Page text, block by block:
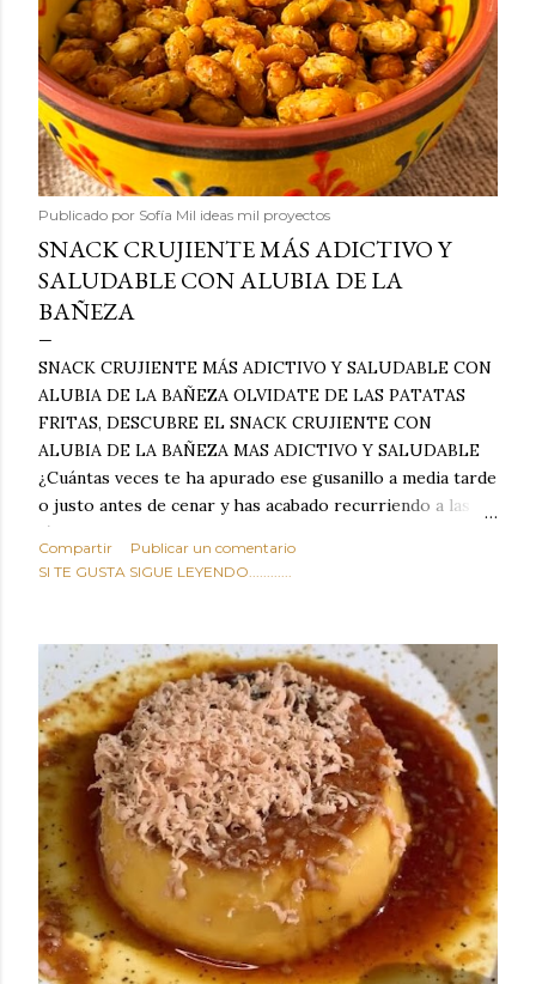
Publicado por Sofía Mil ideas mil proyectos
SNACK CRUJIENTE MÁS ADICTIVO Y
SALUDABLE CON ALUBIA DE LA
BAÑEZA
SNACK CRUJIENTE MÁS ADICTIVO Y SALUDABLE CON
ALUBIA DE LA BAÑEZA OLVIDATE DE LAS PATATAS
FRITAS, DESCUBRE EL SNACK CRUJIENTE CON
ALUBIA DE LA BAÑEZA MAS ADICTIVO Y SALUDABLE
¿Cuántas veces te ha apurado ese gusanillo a media tarde
o justo antes de cenar y has acabado recurriendo a las
típicas patatas de bolsa, frutos secos fritos o snacks
ultraprocesados llenos de grasas saturadas y sodio?
sabroso, con ese toque tostado y crujiente que tanto nos
satisface. Estas alubias crujientes al horno van a cambiar
por completo tu forma de ver las legumbres. Olvídate de
asociar las alubias únicamente a los guisos tradicionales y
copiosos de invierno. Con esta receta simple pero
revolucionaria, transformaremos un ingrediente tan
humilde como la alubia de La Bañeza en un snack ligero,
dorado, cargado de proteína y 100% natural. Es el
sustituto perfecto a los frutos se...
Compartir
Publicar un comentario
SI TE GUSTA SIGUE LEYENDO............